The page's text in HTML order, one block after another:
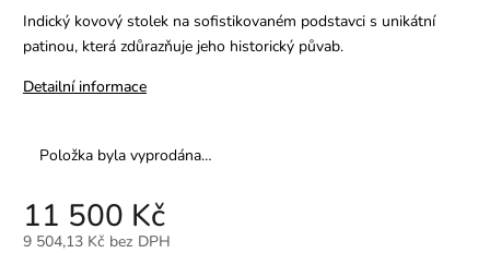
Indický kovový stolek na sofistikovaném podstavci s unikátní
patinou, která zdůrazňuje jeho historický půvab.
Detailní informace
Položka byla vyprodána…
11 500 Kč
9 504,13 Kč bez DPH